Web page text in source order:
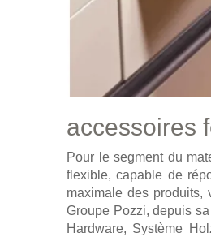
accessoires
Pour le segment du
flexible, capable de
maximale des
Groupe Pozzi, depuis
Hardware, Système